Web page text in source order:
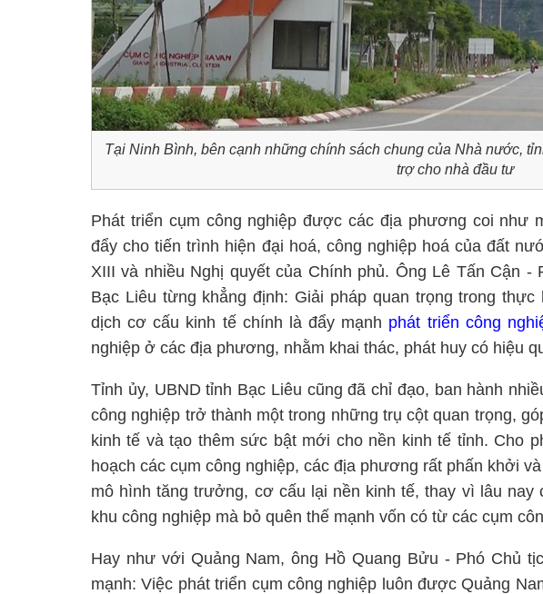
Tại Ninh Bình, bên cạnh những chính sách chung của Nhà nước,
trợ cho nhà đầu tư
Phát triển cụm công nghiệp được các địa phương coi như
đẩy cho tiến trình hiện đại hoá, công nghiệp hoá của đất
XIII và nhiều Nghị quyết của Chính phủ. Ông Lê Tấn Cận
Bạc Liêu từng khẳng định: Giải pháp quan trọng trong
dịch cơ cấu kinh tế chính là đẩy mạnh phát triển công
nghiệp ở các địa phương, nhằm khai thác, phát huy có hiệu
Tỉnh ủy, UBND tỉnh Bạc Liêu cũng đã chỉ đạo, ban hành
công nghiệp trở thành một trong những trụ cột quan trọng,
kinh tế và tạo thêm sức bật mới cho nền kinh tế tỉnh. Cho
hoạch các cụm công nghiệp, các địa phương rất phấn khởi
mô hình tăng trưởng, cơ cấu lại nền kinh tế, thay vì lâu nay
khu công nghiệp mà bỏ quên thế mạnh vốn có từ các cụm
Hay như với Quảng Nam, ông Hồ Quang Bửu - Phó Chủ
mạnh: Việc phát triển cụm công nghiệp luôn được Quảng